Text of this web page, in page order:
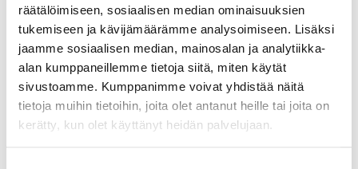
räätälöimiseen, sosiaalisen median ominaisuuksien
tukemiseen ja kävijämäärämme analysoimiseen. Lisäksi
jaamme sosiaalisen median, mainosalan ja analytiikka-
alan kumppaneillemme tietoja siitä, miten käytät
sivustoamme. Kumppanimme voivat yhdistää näitä
tietoja muihin tietoihin, joita olet antanut heille tai joita on
kerätty, kun olet käyttänyt heidän palvelujaan.